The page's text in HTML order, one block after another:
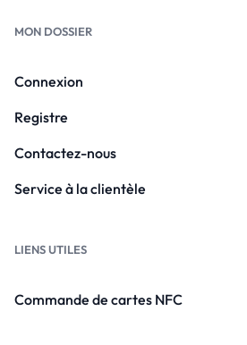
MON DOSSIER
Connexion
Registre
Contactez-nous
Service à la clientèle
LIENS UTILES
Commande de cartes NFC